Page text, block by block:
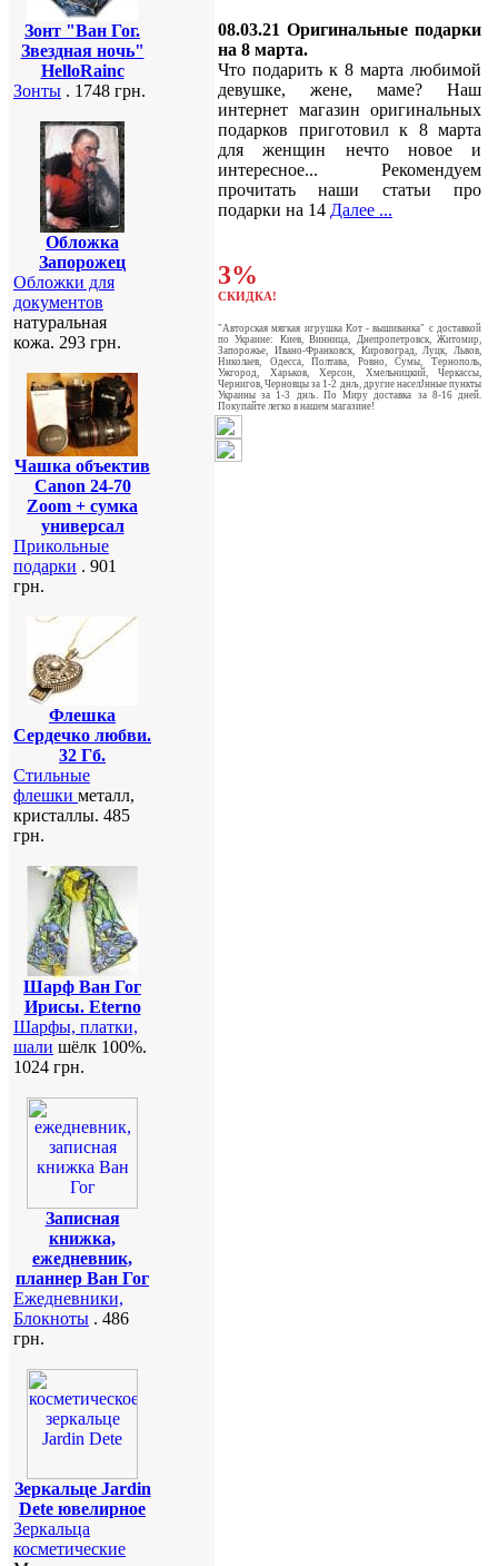
Зонт "Ван Гог.
Звездная ночь"
HelloRainc
Зонты . 1748 грн.
Обложка
Запорожец
Обложки для
документов
натуральная
кожа. 293 грн.
Чашка объектив
Canon 24-70
Zoom + сумка
универсал
Прикольные
подарки . 901
грн.
Флешка
Сердечко любви.
32 Гб.
Стильные
флешки металл,
кристаллы. 485
грн.
Шарф Ван Гог
Ирисы. Eterno
Шарфы, платки,
шали шёлк 100%.
1024 грн.
Записная
книжка,
ежедневник,
планнер Ван Гог
Ежедневники,
Блокноты . 486
грн.
Зеркальце Jardin
Dete ювелирное
Зеркальца
косметические
08.03.21 Оригинальные подарки
на 8 марта.
Что подарить к 8 марта любимой
девушке, жене, маме? Наш
интернет магазин оригинальных
подарков приготовил к 8 марта
для женщин нечто новое и
интересное... Рекомендуем
прочитать наши статьи про
подарки на 14 Далее ...
3%
СКИДКА!
"Авторская мягкая игрушка Кот - вышиванка" c доставкой
по Украине: Киев, Винница, Днепропетровск, Житомир,
Запорожье, Ивано-Франковск, Кировоград, Луцк, Львов,
Николаев, Одесса, Полтава, Ровно, Сумы, Тернополь,
Ужгород, Харьков, Херсон, Хмельницкий, Черкассы,
Чернигов, Черновцы за 1-2 днљ, другие населЈнные пункты
Украины за 1-3 днљ. По Миру доставка за 8-16 дней.
Покупайте легко в нашем магазине!